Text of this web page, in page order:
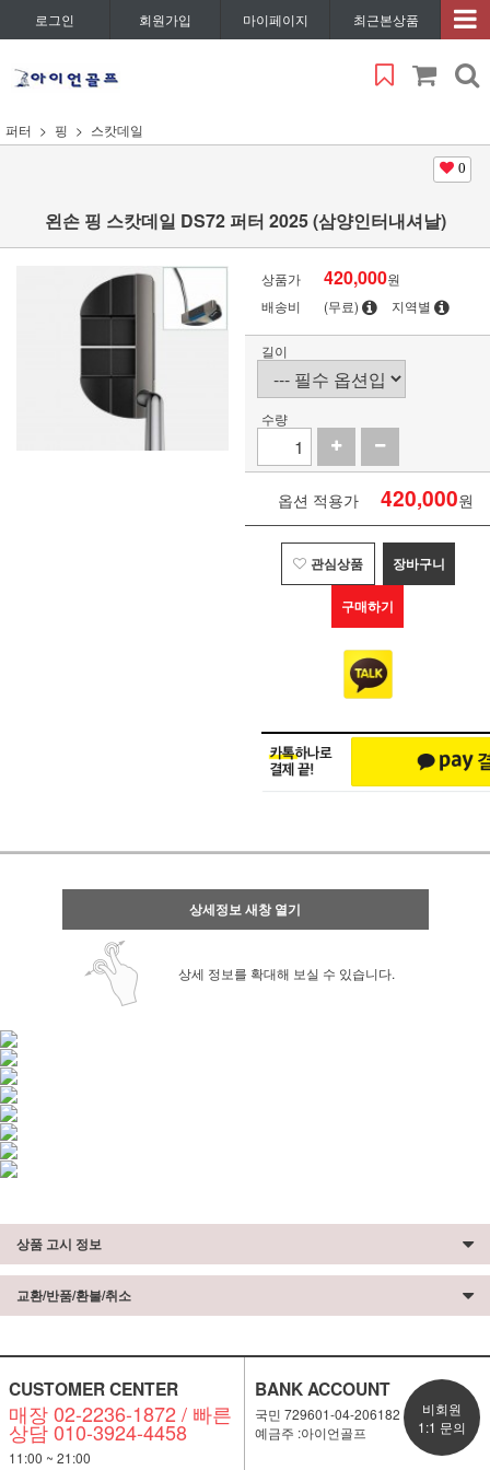
로그인 회원가입 마이페이지 최근본상품
퍼터 핑 스캇데일
0
왼손 핑 스캇데일 DS72 퍼터 2025 (삼양인터내셔날)
상품가 420,000원
배송비
(무료) 지역별
길이
수량
옵션 적용가 420,000원
관심상품 장바구니
구매하기
상세정보 새창 열기
상세 정보를 확대해 보실 수 있습니다.
상품 고시 정보
교환/반품/환불/취소
CUSTOMER CENTER
매장 02-2236-1872 / 빠른
상담 010-3924-4458
11:00 ~ 21:00
BANK ACCOUNT
국민 729601-04-206182
예금주 :아이언골프
비회원
1:1 문의